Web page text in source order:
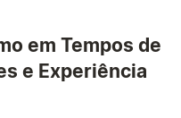
em Tempos de
e Experiência